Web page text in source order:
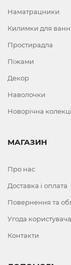
Наматрацники
Килимки для
Простирадла
Піжами
Декор
Наволочки
Новорічна
МАГАЗИН
Про нас
Доставка і оплата
Повернення та
Угода користувача
Контакти